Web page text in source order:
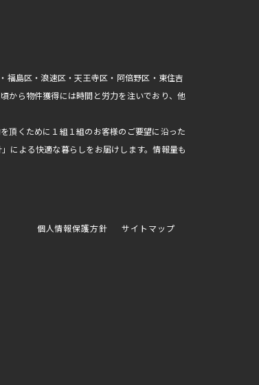
島区・浪速区・天王寺区・阿倍野区・東住吉
から物件獲得には時間と労力を注いでおり、他
頂くために１組１組のお客様のご要望に沿った
による快適な暮らしをお届けします。情報量も
個人情報保護方針 サイトマップ